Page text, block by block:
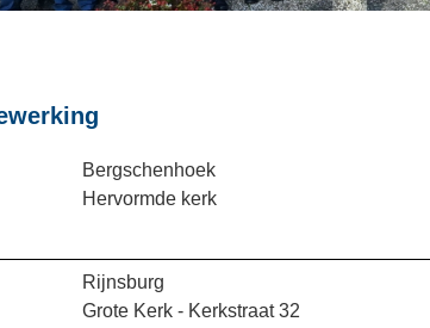
Bergschenhoek
Hervormde kerk
Rijnsburg
Grote Kerk - Kerkstraat 32